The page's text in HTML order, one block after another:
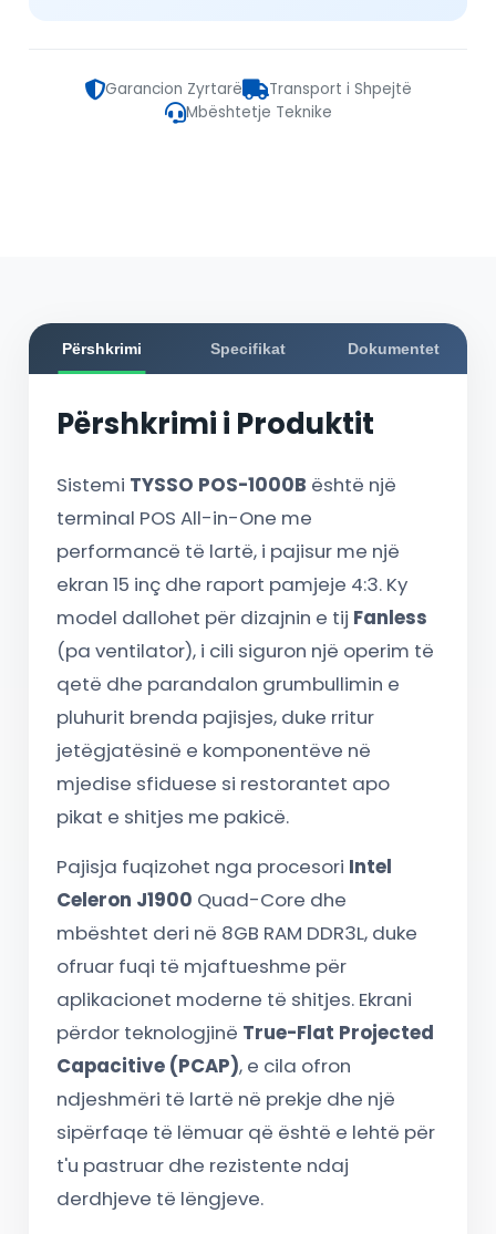
Garancion Zyrtarë
Transport i Shpejtë
Mbështetje Teknike
Përshkrimi Specifikat Dokumentet
Përshkrimi i Produktit
Sistemi TYSSO POS-1000B është një
terminal POS All-in-One me
performancë të lartë, i pajisur me një
ekran 15 inç dhe raport pamjeje 4:3. Ky
model dallohet për dizajnin e tij Fanless
(pa ventilator), i cili siguron një operim të
qetë dhe parandalon grumbullimin e
pluhurit brenda pajisjes, duke rritur
jetëgjatësinë e komponentëve në
mjedise sfiduese si restorantet apo
pikat e shitjes me pakicë.
Pajisja fuqizohet nga procesori Intel
Celeron J1900 Quad-Core dhe
mbështet deri në 8GB RAM DDR3L, duke
ofruar fuqi të mjaftueshme për
aplikacionet moderne të shitjes. Ekrani
përdor teknologjinë True-Flat Projected
Capacitive (PCAP), e cila ofron
ndjeshmëri të lartë në prekje dhe një
sipërfaqe të lëmuar që është e lehtë për
t'u pastruar dhe rezistente ndaj
derdhjeve të lëngjeve.